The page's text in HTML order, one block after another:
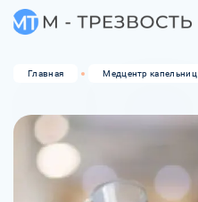
Главная Медцентр капельниц